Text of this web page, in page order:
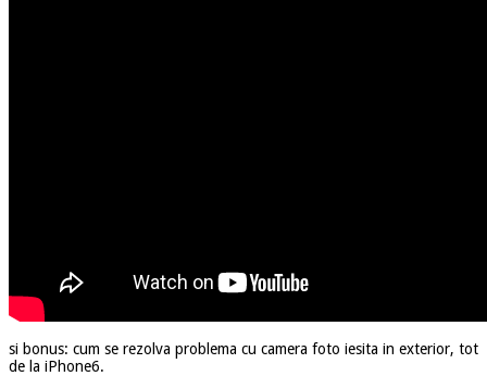
si bonus: cum se rezolva problema cu camera foto iesita in exterior, tot
de la iPhone6.